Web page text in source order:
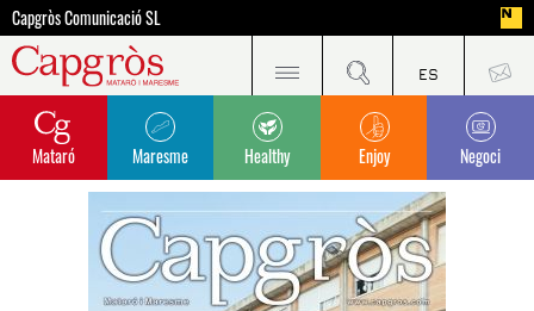
Capgròs Comunicació SL
Mataró Maresme Healthy Enjoy Negoci